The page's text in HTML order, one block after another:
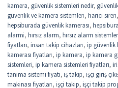
kamera, güvenlik sistemleri nedir,
güvenlik ve kamera sistemleri, harici siren,
hepsiburada güvenlik kamerası,
alarmi, hırsız alarm, hırsız alarm
fiyatları, insan takip cihazları, ip güvenlik
kamerası fiyatları, ip kamera, ip kamera
sistemleri, ip kamera sistemleri fiyatları,
tanıma sistemi fiyatı, iş takip, işçi giriş
makinası fiyatları, işçi takip, işçi takip